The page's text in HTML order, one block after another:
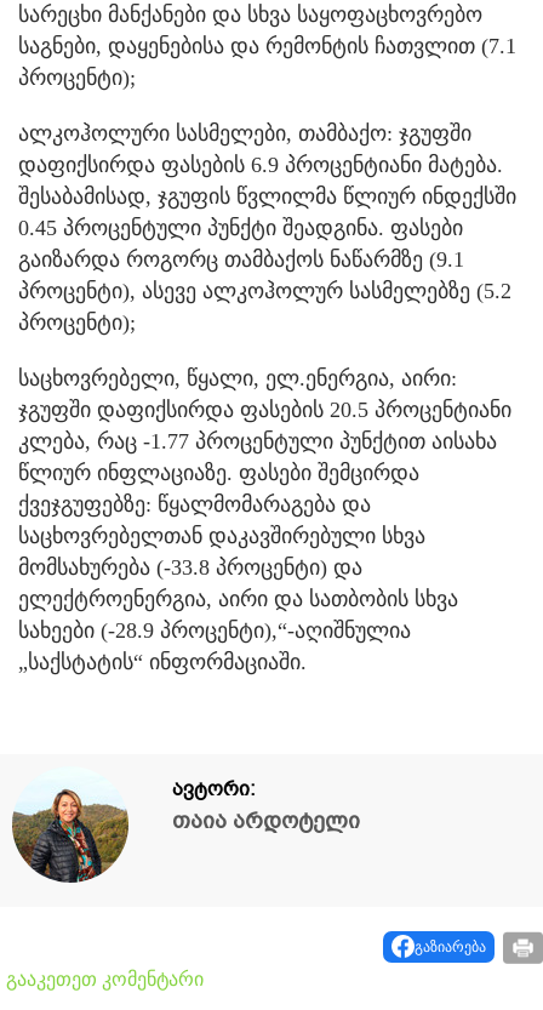
სარეცხი მანქანები და სხვა საყოფაცხოვრებო
საგნები, დაყენებისა და რემონტის ჩათვლით (7.1
პროცენტი);
ალკოჰოლური სასმელები, თამბაქო: ჯგუფში
დაფიქსირდა ფასების 6.9 პროცენტიანი მატება.
შესაბამისად, ჯგუფის წვლილმა წლიურ ინდექსში
0.45 პროცენტული პუნქტი შეადგინა. ფასები
გაიზარდა როგორც თამბაქოს ნაწარმზე (9.1
პროცენტი), ასევე ალკოჰოლურ სასმელებზე (5.2
პროცენტი);
საცხოვრებელი, წყალი, ელ.ენერგია, აირი:
ჯგუფში დაფიქსირდა ფასების 20.5 პროცენტიანი
კლება, რაც -1.77 პროცენტული პუნქტით აისახა
წლიურ ინფლაციაზე. ფასები შემცირდა
ქვეჯგუფებზე: წყალმომარაგება და
საცხოვრებელთან დაკავშირებული სხვა
მომსახურება (-33.8 პროცენტი) და
ელექტროენერგია, აირი და სათბობის სხვა
სახეები (-28.9 პროცენტი),“-აღიშნულია
„საქსტატის“ ინფორმაციაში.
ავტორი:
თაია არდოტელი
გაზიარება
გააკეთეთ კომენტარი